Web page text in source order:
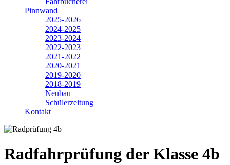
Pinnwand
2025-2026
2024-2025
2023-2024
2022-2023
2021-2022
2020-2021
2019-2020
2018-2019
Neubau
Schülerzeitung
Kontakt
Radfahrprüfung der Klasse 4b